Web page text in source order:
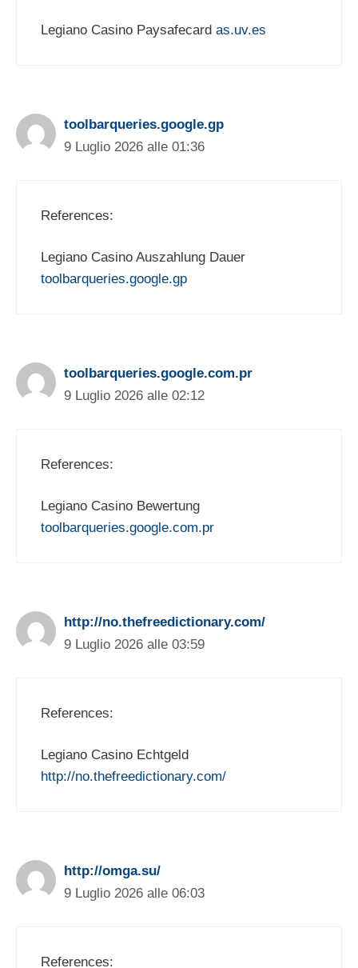
Legiano Casino Paysafecard as.uv.es
toolbarqueries.google.gp
9 Luglio 2026 alle 01:36
References:
Legiano Casino Auszahlung Dauer
toolbarqueries.google.gp
toolbarqueries.google.com.pr
9 Luglio 2026 alle 02:12
References:
Legiano Casino Bewertung
toolbarqueries.google.com.pr
http://no.thefreedictionary.com/
9 Luglio 2026 alle 03:59
References:
Legiano Casino Echtgeld
http://no.thefreedictionary.com/
http://omga.su/
9 Luglio 2026 alle 06:03
References: